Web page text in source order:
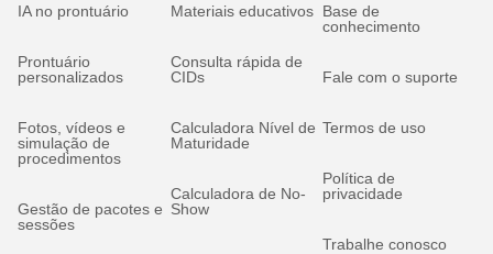
IA no prontuário
Prontuário
personalizados
Fotos, vídeos e
simulação de
procedimentos
Gestão de pacotes e
sessões
Materiais educativos
Consulta rápida de
CIDs
Calculadora Nível de
Maturidade
Calculadora de No-
Show
Base de
conhecimento
Fale com o suporte
Termos de uso
Política de
privacidade
Trabalhe conosco